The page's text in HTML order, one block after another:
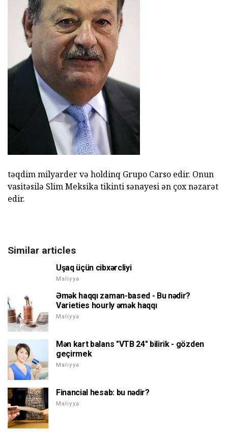
təqdim milyarder və holdinq Grupo Carso edir. Onun
vasitəsilə Slim Meksika tikinti sənayesi ən çox nəzarət
edir.
Similar articles
Uşaq üçün cibxərcliyi
Maliyyə
Əmək haqqı zaman-based - Bu nədir?
Varieties hourly əmək haqqı
Maliyyə
Mən kart balans "VTB 24" bilirik - gözden
geçirmek
Maliyyə
Financial hesab: bu nədir?
Maliyyə